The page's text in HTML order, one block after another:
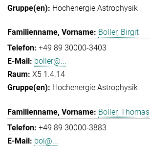
Hochenergie Astrophysik
Boller, Birgit
+49 89 30000-3403
boller@...
X5 1.4.14
Hochenergie Astrophysik
Boller, Thomas
+49 89 30000-3883
bol@...